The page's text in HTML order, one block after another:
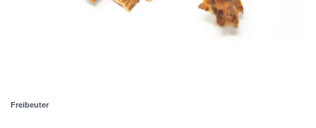
Freibeuter